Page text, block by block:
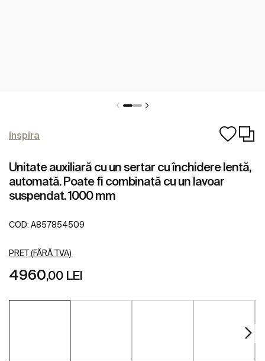
Inspira
Unitate auxiliară cu un sertar cu închidere lentă,
automată. Poate fi combinată cu un lavoar
suspendat. 1000 mm
COD: A857854509
PREȚ (FĂRĂ TVA)
4960,00 LEI